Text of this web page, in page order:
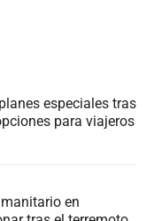
especiales tras
para viajeros
en